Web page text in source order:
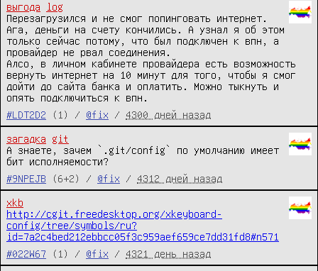
выгода
log
Перезагрузился и не смог попинговать интернет.
Ага, деньги на счету кончились. А узнал я об этом
только сейчас потому, что был подключен к впн, а
провайдер не рвал соединения.
Алсо, в личном кабинете провайдера есть возможность
вернуть интернет на 10 минут для того, чтобы я смог
дойти до сайта банка и оплатить. Можно тыкнуть и
опять подключиться к впн.
#LDT2D2
(1) / @fix / 4300 дней назад
загадка
git
А знаете, зачем `.git/config` по умолчанию имеет
бит исполняемости?
#9NPEJB
(6+2) / @fix / 4312 дней назад
xkb
http://cgit.freedesktop.org/xkeyboard-
config/tree/symbols/ru?
id=7a2c4bed212ebbcc05f3c959aef659ce7dd31fd8#n571
#022W67
(1) / @fix / 4321 день назад